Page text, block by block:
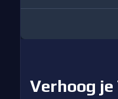
Verhoog je